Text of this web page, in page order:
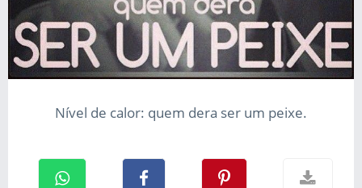
Nível de calor: quem dera ser um peixe.